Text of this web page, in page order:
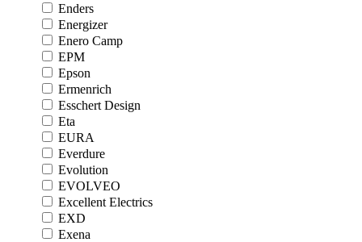
Enders
Energizer
Enero Camp
EPM
Epson
Ermenrich
Esschert Design
Eta
EURA
Everdure
Evolution
EVOLVEO
Excellent Electrics
EXD
Exena